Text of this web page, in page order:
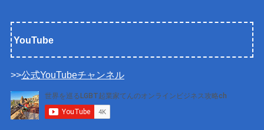
YouTube
>>公式YouTubeチャンネル